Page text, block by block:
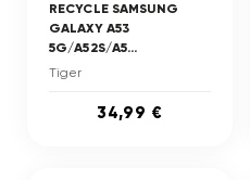
RECYCLE SAMSUNG
GALAXY A53
5G/A52S/A5...
Tiger
34,99 €